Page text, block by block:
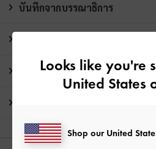
บันทึกจากบรรณาธิการ
โปรโมชั่น
Looks like you're
United States
Shop our United